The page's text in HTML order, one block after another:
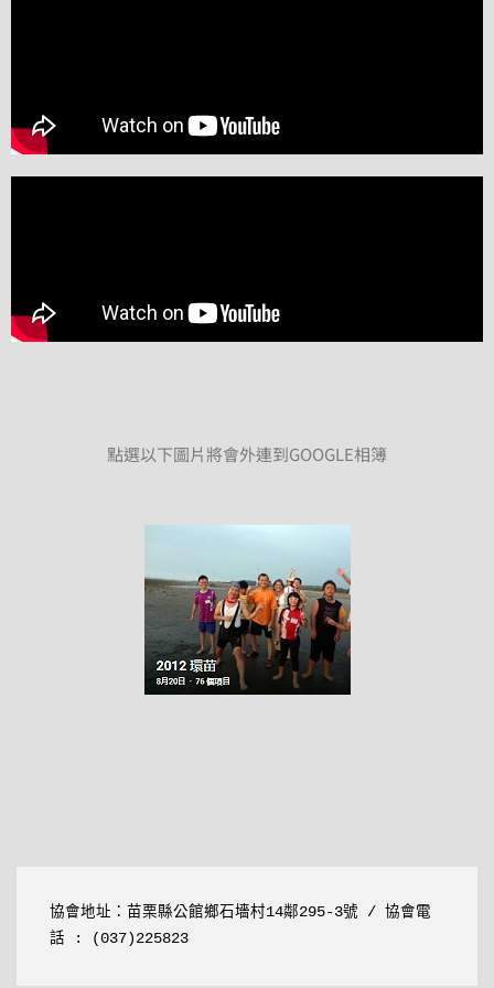
點選以下圖片將會外連到GOOGLE相簿
協會地址： 苗栗縣公館鄉石墻村14鄰295-3號 / 協會電
話 : (037)225823